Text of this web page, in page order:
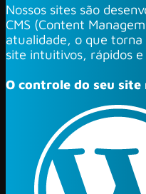
Nossos sites são
CMS (Content
atualidade, o que torna
site intuitivos, rápidos e
O controle do seu site